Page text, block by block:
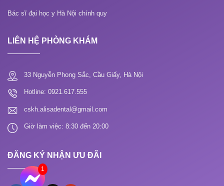
Bác sĩ đại học y Hà Nội chính quy
LIÊN HỆ PHÒNG KHÁM
33 Nguyễn Phong Sắc, Cầu Giấy, Hà Nội
Hotline: 0921.617.555
cskh.alisadental@gmail.com
Giờ làm việc: 8:30 đến 20:00
ĐĂNG KÝ NHẬN ƯU ĐÃI
1